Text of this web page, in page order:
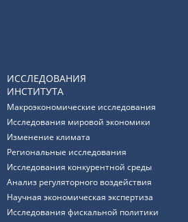
ИССЛЕДОВАНИЯ
ИНСТИТУТА
Макроэкономические исследования
Исследования мировой экономики
Изменение климата
Региональные исследования
Исследования конкурентной среды
Анализ регуляторного воздействия
Научная экономическая экспертиза
Исследования фискальной политики